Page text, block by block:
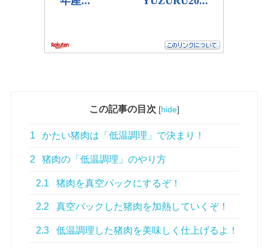
この記事の目次 [hide]
1 かたい猪肉は「低温調理」で決まり！
2 猪肉の「低温調理」のやり方
2.1 猪肉を真空パックにするぞ！
2.2 真空パックした猪肉を加熱していくぞ！
2.3 低温調理した猪肉を美味しく仕上げるよ！